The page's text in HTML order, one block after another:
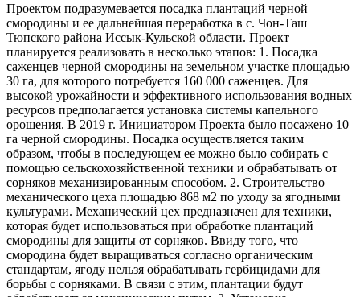
Проектом подразумевается посадка плантаций черной
смородины и ее дальнейшая переработка в с. Чон-Таш
Тюпского района Иссык-Кульской области. Проект
планируется реализовать в несколько этапов: 1. Посадка
саженцев черной смородины на земельном участке площадью
30 га, для которого потребуется 160 000 саженцев. Для
высокой урожайности и эффективного использования водных
ресурсов предполагается установка системы капельного
орошения. В 2019 г. Инициатором Проекта было посажено 10
га черной смородины. Посадка осуществляется таким
образом, чтобы в последующем ее можно было собирать с
помощью сельскохозяйственной техники и обрабатывать от
сорняков механизированным способом. 2. Строительство
механического цеха площадью 868 м2 по уходу за ягодными
культурами. Механический цех предназначен для техники,
которая будет использоваться при обработке плантаций
смородины для защиты от сорняков. Ввиду того, что
смородина будет выращиваться согласно органическим
стандартам, ягоду нельзя обрабатывать гербицидами для
борьбы с сорняками. В связи с этим, плантации будут